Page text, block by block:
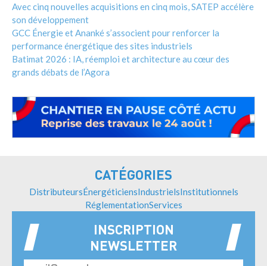
Avec cinq nouvelles acquisitions en cinq mois, SATEP accélère
son développement
GCC Énergie et Ananké s’associent pour renforcer la
performance énergétique des sites industriels
Batimat 2026 : IA, réemploi et architecture au cœur des
grands débats de l’Agora
CATÉGORIES
DistributeursÉnergéticiensIndustrielsInstitutionnels
RéglementationServices
INSCRIPTION
NEWSLETTER